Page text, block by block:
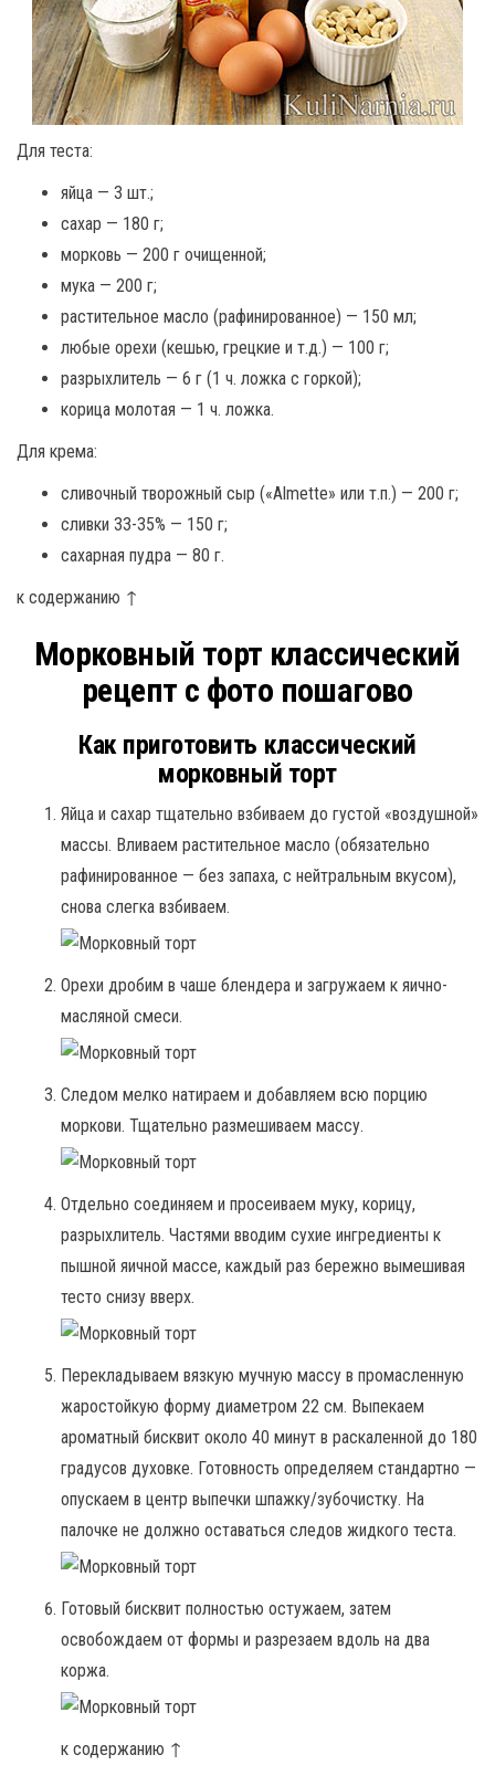
Для теста:
яйца — 3 шт.;
сахар — 180 г;
морковь — 200 г очищенной;
мука — 200 г;
растительное масло (рафинированное) — 150 мл;
любые орехи (кешью, грецкие и т.д.) — 100 г;
разрыхлитель — 6 г (1 ч. ложка с горкой);
корица молотая — 1 ч. ложка.
Для крема:
сливочный творожный сыр («Almette» или т.п.) — 200 г;
сливки 33-35% — 150 г;
сахарная пудра — 80 г.
к содержанию ↑
Морковный торт классический
рецепт с фото пошагово
Как приготовить классический
морковный торт
Яйца и сахар тщательно взбиваем до густой «воздушной»
массы. Вливаем растительное масло (обязательно
рафинированное — без запаха, с нейтральным вкусом),
снова слегка взбиваем.
Орехи дробим в чаше блендера и загружаем к яично-
масляной смеси.
Следом мелко натираем и добавляем всю порцию
моркови. Тщательно размешиваем массу.
Отдельно соединяем и просеиваем муку, корицу,
разрыхлитель. Частями вводим сухие ингредиенты к
пышной яичной массе, каждый раз бережно вымешивая
тесто снизу вверх.
Перекладываем вязкую мучную массу в промасленную
жаростойкую форму диаметром 22 см. Выпекаем
ароматный бисквит около 40 минут в раскаленной до 180
градусов духовке. Готовность определяем стандартно —
опускаем в центр выпечки шпажку/зубочистку. На
палочке не должно оставаться следов жидкого теста.
Готовый бисквит полностью остужаем, затем
освобождаем от формы и разрезаем вдоль на два
коржа.
к содержанию ↑